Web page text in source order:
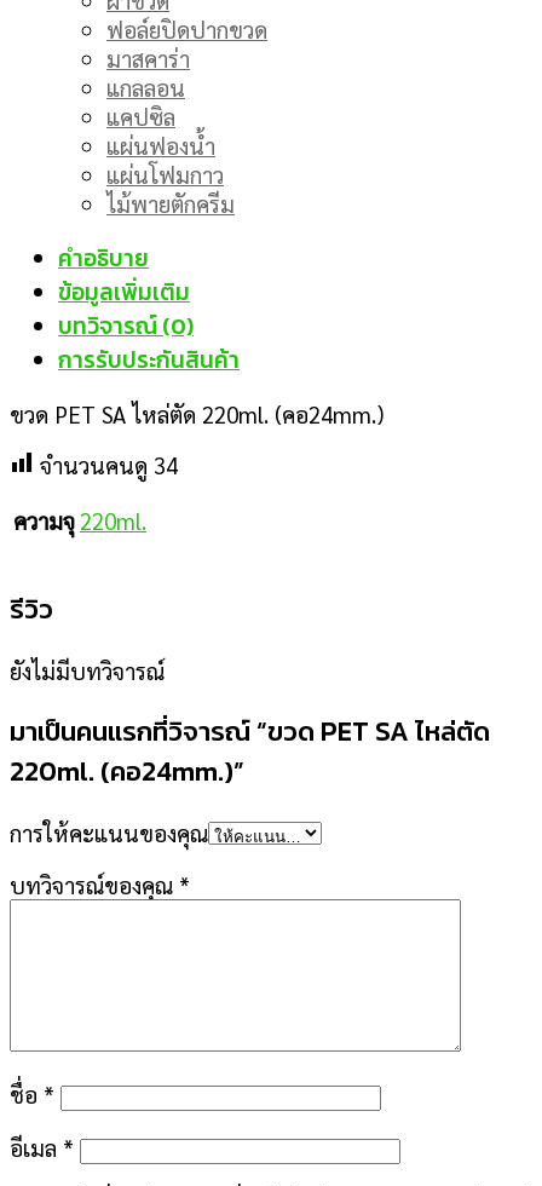
ฟอล์ยปิดปากขวด
มาสคาร่า
แกลลอน
แคปซิล
แผ่นฟองน้ำ
แผ่นโฟมกาว
ไม้พายตักครีม
คำอธิบาย
ข้อมูลเพิ่มเติม
บทวิจารณ์ (0)
การรับประกันสินค้า
ขวด PET SA ไหล่ตัด 220ml. (คอ24mm.)
จำนวนคนดู 34
ความจุ 220ml.
รีวิว
ยังไม่มีบทวิจารณ์
มาเป็นคนแรกที่วิจารณ์ “ขวด PET SA ไหล่ตัด
220ml. (คอ24mm.)”
การให้คะแนนของคุณ
บทวิจารณ์ของคุณ *
ชื่อ *
อีเมล *